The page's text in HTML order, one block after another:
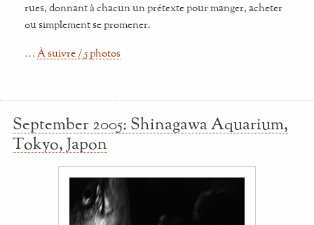
rues, donnant à chacun un prétexte pour manger, acheter
ou simplement se promener.
… À suivre / 5 photos
September 2005: Shinagawa Aquarium,
Tokyo, Japon